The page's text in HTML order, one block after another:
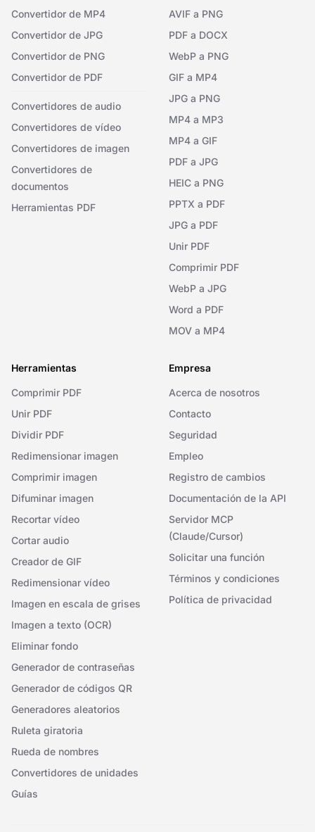
Convertidor de MP4
Convertidor de JPG
Convertidor de PNG
Convertidor de PDF
Convertidores de audio
Convertidores de vídeo
Convertidores de imagen
Convertidores de
documentos
Herramientas PDF
AVIF a PNG
PDF a DOCX
WebP a PNG
GIF a MP4
JPG a PNG
MP4 a MP3
MP4 a GIF
PDF a JPG
HEIC a PNG
PPTX a PDF
JPG a PDF
Unir PDF
Comprimir PDF
WebP a JPG
Word a PDF
MOV a MP4
Herramientas
Comprimir PDF
Unir PDF
Dividir PDF
Redimensionar imagen
Comprimir imagen
Difuminar imagen
Recortar vídeo
Cortar audio
Creador de GIF
Redimensionar vídeo
Imagen en escala de grises
Imagen a texto (OCR)
Eliminar fondo
Generador de contraseñas
Generador de códigos QR
Generadores aleatorios
Ruleta giratoria
Rueda de nombres
Convertidores de unidades
Guías
Empresa
Acerca de nosotros
Contacto
Seguridad
Empleo
Registro de cambios
Documentación de la API
Servidor MCP
(Claude/Cursor)
Solicitar una función
Términos y condiciones
Política de privacidad